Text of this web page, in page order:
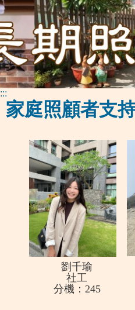
:::
家庭照顧者支
劉千瑜
社工
分機：245